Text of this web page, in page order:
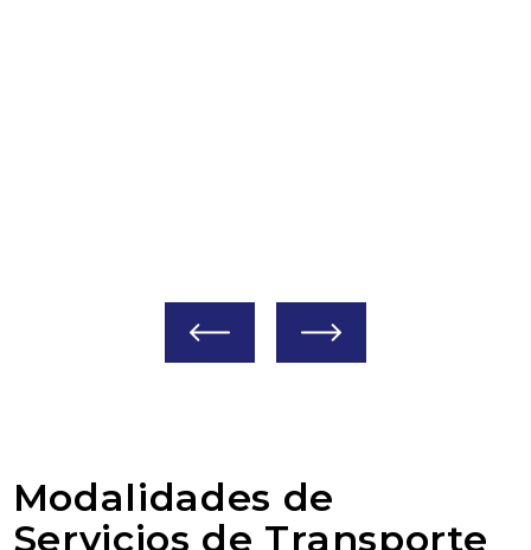
Modalidades de
Servicios de Transporte